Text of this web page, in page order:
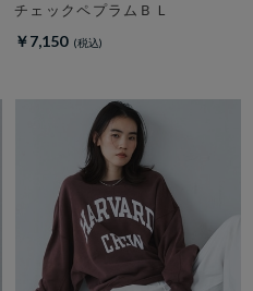
チェックペプラムＢＬ
￥7,150